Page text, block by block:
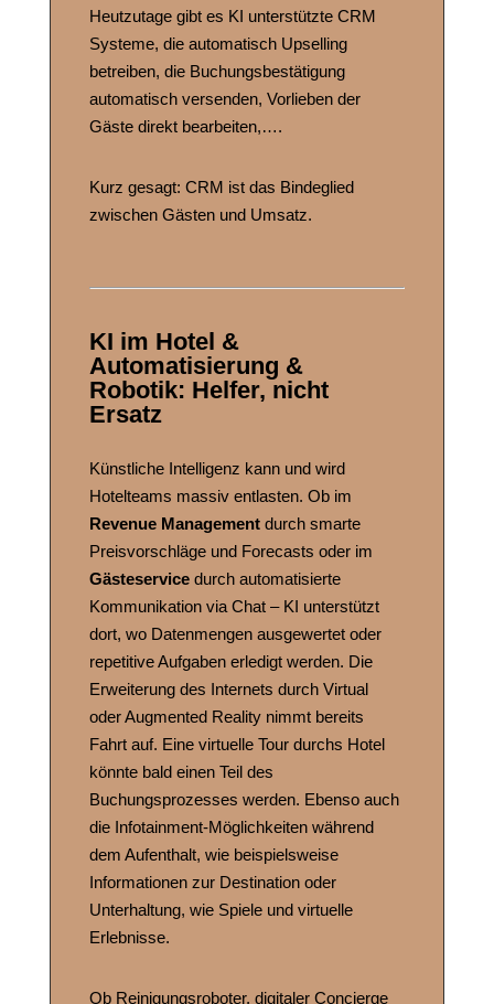
Heutzutage gibt es KI unterstützte CRM
Systeme, die automatisch Upselling
betreiben, die Buchungsbestätigung
automatisch versenden, Vorlieben der
Gäste direkt bearbeiten,….
Kurz gesagt: CRM ist das Bindeglied
zwischen Gästen und Umsatz.
KI im Hotel &
Automatisierung &
Robotik: Helfer, nicht
Ersatz
Künstliche Intelligenz kann und wird
Hotelteams massiv entlasten. Ob im
Revenue Management durch smarte
Preisvorschläge und Forecasts oder im
Gästeservice durch automatisierte
Kommunikation via Chat – KI unterstützt
dort, wo Datenmengen ausgewertet oder
repetitive Aufgaben erledigt werden. Die
Erweiterung des Internets durch Virtual
oder Augmented Reality nimmt bereits
Fahrt auf. Eine virtuelle Tour durchs Hotel
könnte bald einen Teil des
Buchungsprozesses werden. Ebenso auch
die Infotainment-Möglichkeiten während
dem Aufenthalt, wie beispielsweise
Informationen zur Destination oder
Unterhaltung, wie Spiele und virtuelle
Erlebnisse.
Ob Reinigungsroboter, digitaler Concierge